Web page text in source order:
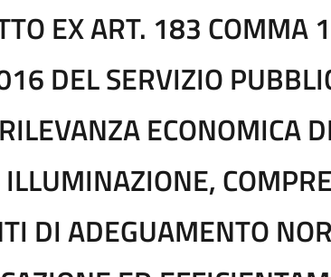
EX ART. 183 COMMA
DEL SERVIZIO
ECONOMICA DI
DI ADEGUAMENTO